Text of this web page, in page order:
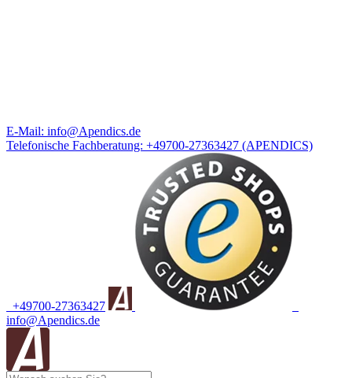
E-Mail: info@Apendics.de
Telefonische Fachberatung: +49700-27363427 (APENDICS)
+49700-27363427
info@Apendics.de